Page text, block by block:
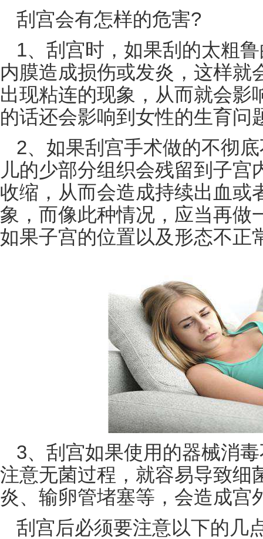
刮宫会有怎样的危害?
1、刮宫时，如果刮的太粗
内膜造成损伤或发炎，这样就
出现粘连的现象，从而就会影
的话还会影响到女性的生育问
2、如果刮宫手术做的不彻
儿的少部分组织会残留到子
收缩，从而会造成持续出血或
象，而像此种情况，应当再做
如果子宫的位置以及形态不正
3、刮宫如果使用的器械消
注意无菌过程，就容易导致细
炎、 输卵管堵塞等，会造成宫
刮宫后必须要注意以下的几